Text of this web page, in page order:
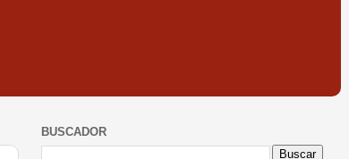
BUSCADOR